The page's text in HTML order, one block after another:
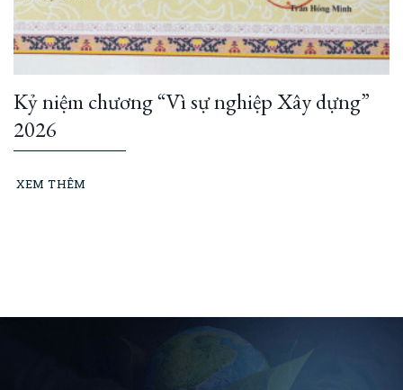
Kỷ niệm chương “Vì sự nghiệp Xây dựng”
2026
XEM THÊM